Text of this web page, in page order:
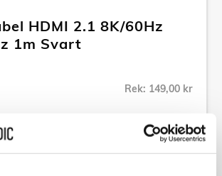
HDMI 2.1 8K/60Hz
1m Svart
Rek: 149,00 kr
inom LogiLink